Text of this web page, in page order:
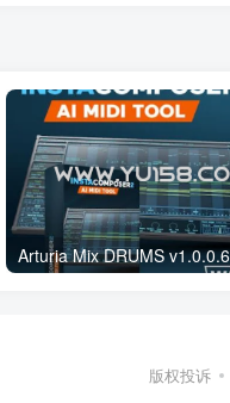
版权投诉